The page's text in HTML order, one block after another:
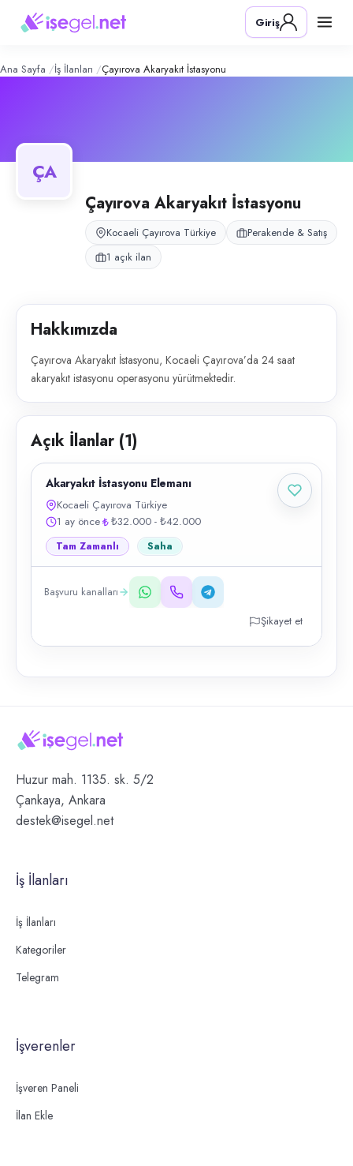
Akaryakıt İstasyonu–
Konum:
Çayırova Akaryakıt İstasyonu, Kocaeli Çayırova’da 24 saat
Giriş
Ana Sayfa İş İlanları Çayırova Akaryakıt İstasyonu
ÇA
Çayırova Akaryakıt İstasyonu
Kocaeli Çayırova Türkiye
Perakende & Satış
1 açık ilan
Hakkımızda
Çayırova Akaryakıt İstasyonu, Kocaeli Çayırova’da 24 saat
akaryakıt istasyonu operasyonu yürütmektedir.
Açık İlanlar (1)
Akaryakıt İstasyonu Elemanı
Kocaeli Çayırova Türkiye
1 ay önce
₺32.000 - ₺42.000
Tam Zamanlı Saha
Başvuru kanalları
Şikayet et
Huzur mah. 1135. sk. 5/2
Çankaya, Ankara
destek@isegel.net
İş İlanları
İş İlanları
Kategoriler
Telegram
İşverenler
İşveren Paneli
İlan Ekle